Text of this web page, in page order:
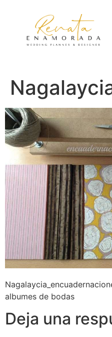
albumes de bodas
Deja una